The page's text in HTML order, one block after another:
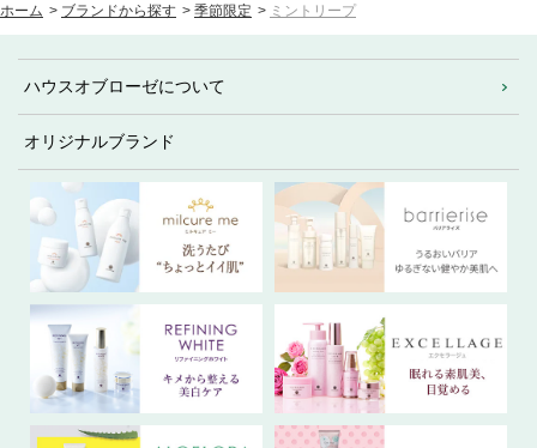
ホーム > ブランドから探す > 季節限定 > ミントリープ
ハウスオブローゼについて
オリジナルブランド